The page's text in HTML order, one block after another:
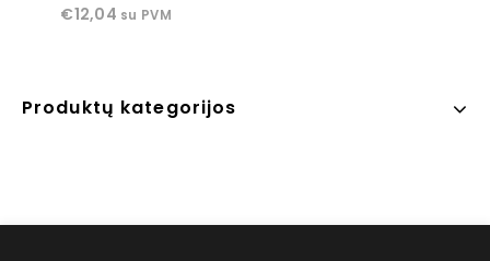
of
€12,04 su PVM
Produktų kategorijos